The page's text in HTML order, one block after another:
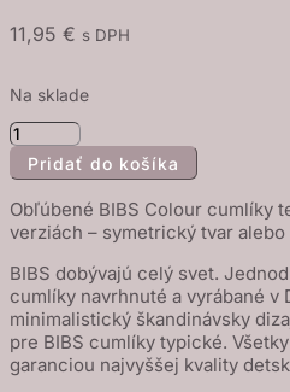
11,95 € s DPH
Na sklade
množstvo
BIBS
Colour
symetrické
z
prírodného
kaučuku
2
Pridať do košíka
Obľúbené BIBS Colour cumlíky
verziách – symetrický tvar alebo
BIBS dobývajú celý svet.
cumlíky navrhnuté a vyrábané v
minimalistický škandinávsky
pre BIBS cumlíky typické.
garanciou najvyššej kvality